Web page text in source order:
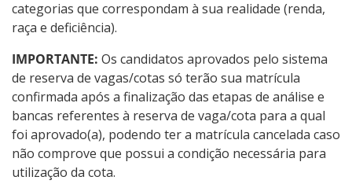
categorias que correspondam à sua realidade (renda,
raça e deficiência).
IMPORTANTE: Os candidatos aprovados pelo sistema
de reserva de vagas/cotas só terão sua matrícula
confirmada após a finalização das etapas de análise e
bancas referentes à reserva de vaga/cota para a qual
foi aprovado(a), podendo ter a matrícula cancelada caso
não comprove que possui a condição necessária para
utilização da cota.